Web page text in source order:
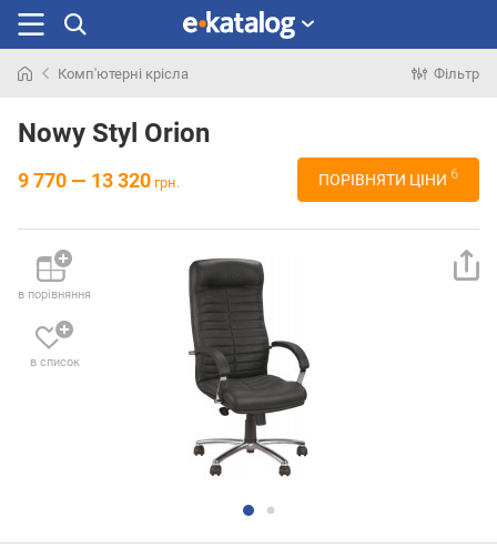
раніше
Комп'ютерні крісла Фільтр
Nowy Styl Orion
9 770 — 13 320 грн. ПОРІВНЯТИ ЦІНИ 6
в порівняння
в список